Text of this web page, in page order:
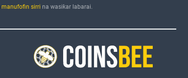
manufofin sirri na wasiƙar labarai.